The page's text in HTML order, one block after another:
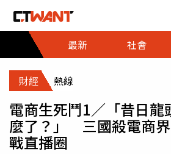
最新
社會
財經 熱線
電商生死鬥1／「昔日
麼了？」 三國殺電商
戰直播圈